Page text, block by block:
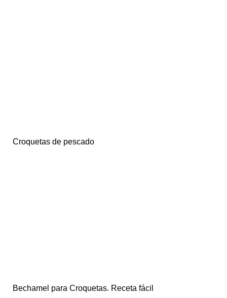
Croquetas de pescado
Bechamel para Croquetas. Receta fácil